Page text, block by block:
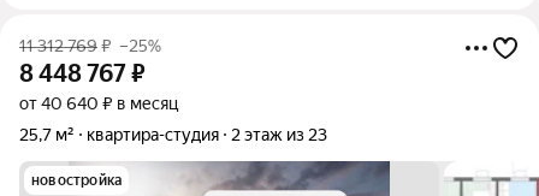
11 312 769₽ –25%
8 448 767₽
от 40 640 ₽ в месяц
25,7 м²
квартира-студия 2 этаж из 23
новостройка